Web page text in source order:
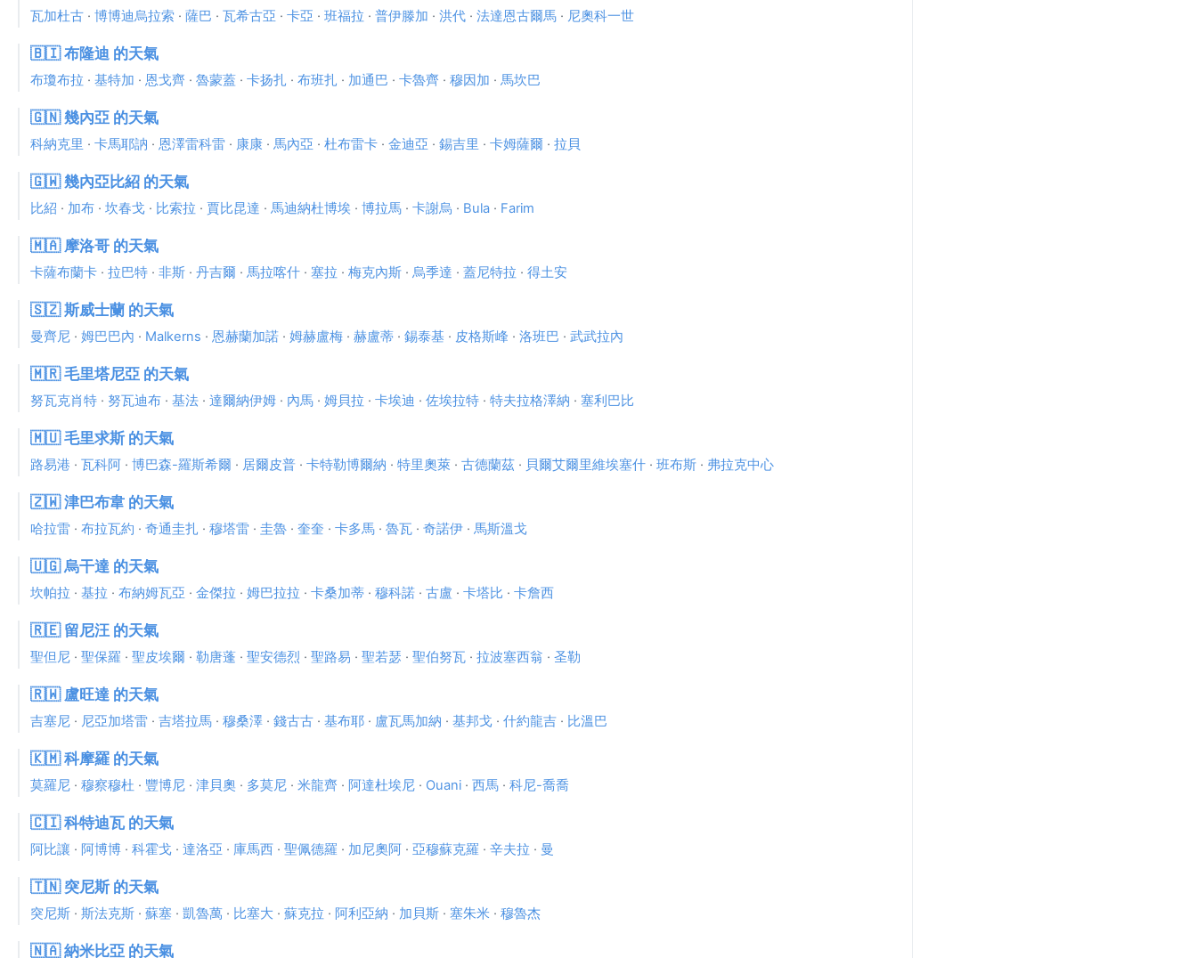
瓦加杜古 · 博博迪烏拉索 · 薩巴 · 瓦希古亞 · 卡亞 · 班福拉 · 普伊滕加 · 洪代 · 法達恩古爾馬 · 尼奧科一世
🇧🇮 布隆迪 的天氣
布瓊布拉 · 基特加 · 恩戈齊 · 魯蒙蓋 · 卡扬扎 · 布班扎 · 加通巴 · 卡魯齊 · 穆因加 · 馬坎巴
🇬🇳 幾內亞 的天氣
科納克里 · 卡馬耶訥 · 恩澤雷科雷 · 康康 · 馬內亞 · 杜布雷卡 · 金迪亞 · 錫吉里 · 卡姆薩爾 · 拉貝
🇬🇼 幾內亞比紹 的天氣
比紹 · 加布 · 坎春戈 · 比索拉 · 賈比昆達 · 馬迪納杜博埃 · 博拉馬 · 卡謝烏 · Bula · Farim
🇲🇦 摩洛哥 的天氣
卡薩布蘭卡 · 拉巴特 · 非斯 · 丹吉爾 · 馬拉喀什 · 塞拉 · 梅克內斯 · 烏季達 · 蓋尼特拉 · 得土安
🇸🇿 斯威士蘭 的天氣
曼齊尼 · 姆巴巴內 · Malkerns · 恩赫蘭加諾 · 姆赫盧梅 · 赫盧蒂 · 錫泰基 · 皮格斯峰 · 洛班巴 · 武武拉內
🇲🇷 毛里塔尼亞 的天氣
努瓦克肖特 · 努瓦迪布 · 基法 · 達爾納伊姆 · 內馬 · 姆貝拉 · 卡埃迪 · 佐埃拉特 · 特夫拉格澤納 · 塞利巴比
🇲🇺 毛里求斯 的天氣
路易港 · 瓦科阿 · 博巴森-羅斯希爾 · 居爾皮普 · 卡特勒博爾納 · 特里奧萊 · 古德蘭茲 · 貝爾艾爾里維埃塞什 · 班布斯 · 弗拉克中心
🇿🇼 津巴布韋 的天氣
哈拉雷 · 布拉瓦約 · 奇通圭扎 · 穆塔雷 · 圭魯 · 奎奎 · 卡多馬 · 魯瓦 · 奇諾伊 · 馬斯溫戈
🇺🇬 烏干達 的天氣
坎帕拉 · 基拉 · 布納姆瓦亞 · 金傑拉 · 姆巴拉拉 · 卡桑加蒂 · 穆科諾 · 古盧 · 卡塔比 · 卡詹西
🇷🇪 留尼汪 的天氣
聖但尼 · 聖保羅 · 聖皮埃爾 · 勒唐蓬 · 聖安德烈 · 聖路易 · 聖若瑟 · 聖伯努瓦 · 拉波塞西翁 · 圣勒
🇷🇼 盧旺達 的天氣
吉塞尼 · 尼亞加塔雷 · 吉塔拉馬 · 穆桑澤 · 錢古古 · 基布耶 · 盧瓦馬加納 · 基邦戈 · 什約龍吉 · 比溫巴
🇰🇲 科摩羅 的天氣
莫羅尼 · 穆察穆杜 · 豐博尼 · 津貝奧 · 多莫尼 · 米龍齊 · 阿達杜埃尼 · Ouani · 西馬 · 科尼-喬喬
🇨🇮 科特迪瓦 的天氣
阿比讓 · 阿博博 · 科霍戈 · 達洛亞 · 庫馬西 · 聖佩德羅 · 加尼奧阿 · 亞穆蘇克羅 · 辛夫拉 · 曼
🇹🇳 突尼斯 的天氣
突尼斯 · 斯法克斯 · 蘇塞 · 凱魯萬 · 比塞大 · 蘇克拉 · 阿利亞納 · 加貝斯 · 塞朱米 · 穆魯杰
🇳🇦 納米比亞 的天氣